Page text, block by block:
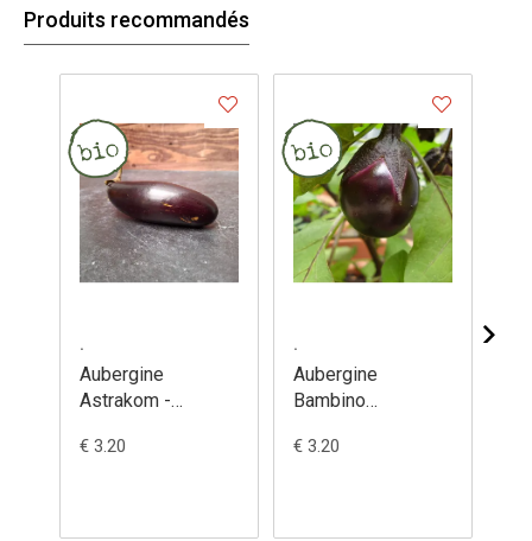
Produits recommandés
.
Aubergine
Astrakom -
melongena
€ 3.20
.
Aubergine
Bambino
Solanum
€ 3.20